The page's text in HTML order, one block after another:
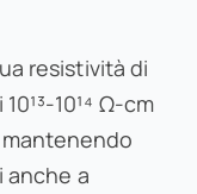
resistività di
10¹⁴ Ω-cm
anche a